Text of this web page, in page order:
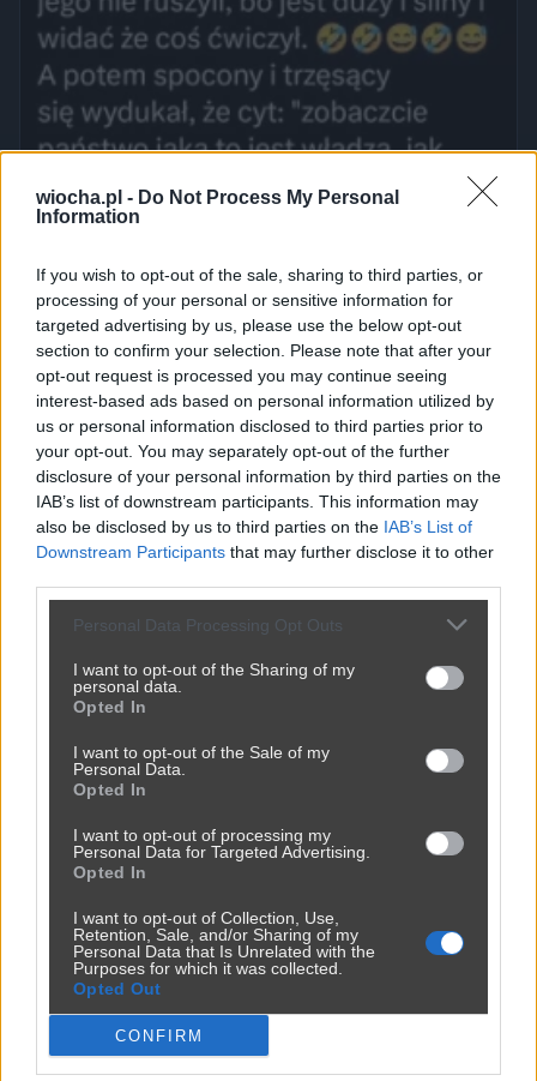
wiocha.pl - Do Not Process My Personal
Information
If you wish to opt-out of the sale, sharing to third parties, or
processing of your personal or sensitive information for
targeted advertising by us, please use the below opt-out
section to confirm your selection. Please note that after your
opt-out request is processed you may continue seeing
interest-based ads based on personal information utilized by
us or personal information disclosed to third parties prior to
your opt-out. You may separately opt-out of the further
disclosure of your personal information by third parties on the
IAB’s list of downstream participants. This information may
also be disclosed by us to third parties on the IAB’s List of
Downstream Participants that may further disclose it to other
Personal Data Processing Opt Outs
I want to opt-out of the Sharing of my
personal data.
Opted In
I want to opt-out of the Sale of my
Personal Data.
Opted In
I want to opt-out of processing my
Personal Data for Targeted Advertising.
Opted In
I want to opt-out of Collection, Use,
Retention, Sale, and/or Sharing of my
Personal Data that Is Unrelated with the
Purposes for which it was collected.
Opted Out
CONFIRM